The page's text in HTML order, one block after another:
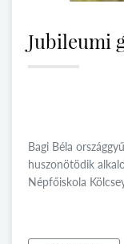
Jubileumi
Bagi Béla
huszonötödik
Népfőiskola